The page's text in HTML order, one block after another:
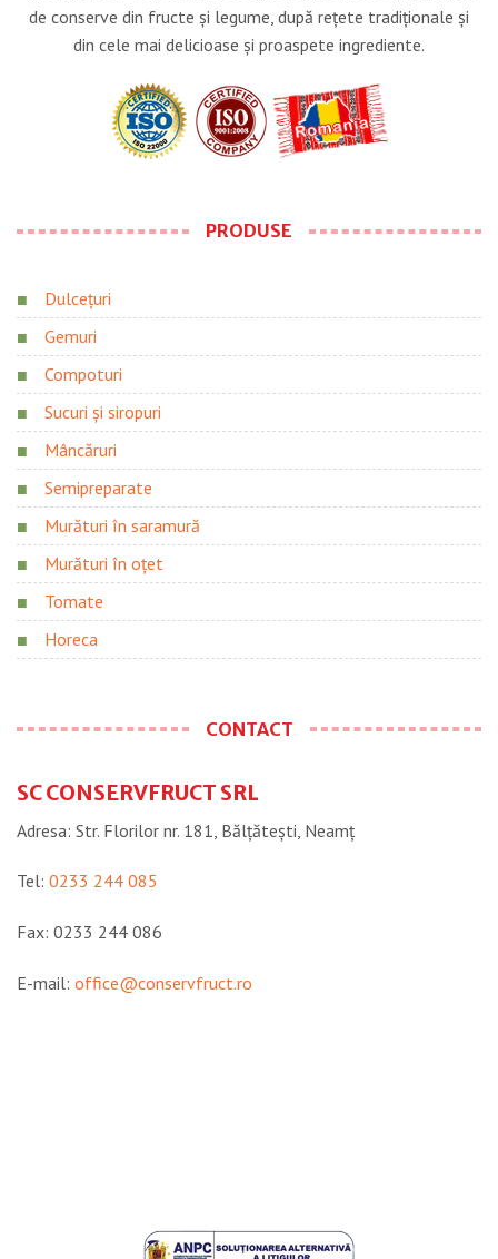
de conserve din fructe şi legume, după reţete tradiţionale şi
din cele mai delicioase şi proaspete ingrediente.
PRODUSE
Dulcețuri
Gemuri
Compoturi
Sucuri și siropuri
Mâncăruri
Semipreparate
Murături în saramură
Murături în oțet
Tomate
Horeca
CONTACT
SC CONSERVFRUCT SRL
Adresa: Str. Florilor nr. 181, Bălțătești, Neamţ
Tel: 0233 244 085
Fax: 0233 244 086
E-mail: office@conservfruct.ro